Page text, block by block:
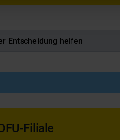
Entscheidung helfen
Filiale